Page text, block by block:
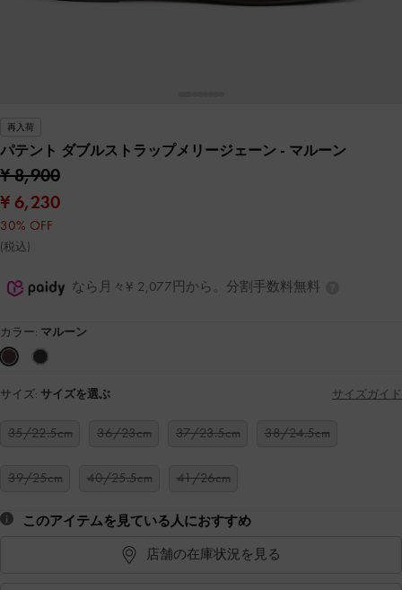
再入荷
パテント ダブルストラップメリージェーン - マルーン
¥ 8,900
¥ 6,230
30% OFF
(税込)
なら月々¥ 2,077円から。分割手数料無料
カラー: マルーン
サイズ: サイズを選ぶ サイズガイド
35/22.5cm 36/23cm 37/23.5cm 38/24.5cm
39/25cm 40/25.5cm 41/26cm
このアイテムを見ている人におすすめ
店舗の在庫状況を見る